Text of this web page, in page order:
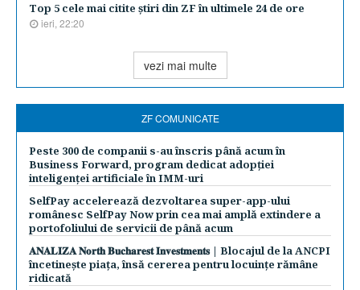
Top 5 cele mai citite ştiri din ZF în ultimele 24 de ore
ieri, 22:20
vezi mai multe
ZF COMUNICATE
Peste 300 de companii s-au înscris până acum în
Business Forward, program dedicat adopției
inteligenței artificiale în IMM-uri
SelfPay accelerează dezvoltarea super-app-ului
românesc SelfPay Now prin cea mai amplă extindere a
portofoliului de servicii de până acum
𝐀𝐍𝐀𝐋𝐈𝐙𝐀 𝐍𝐨𝐫𝐭𝐡 𝐁𝐮𝐜𝐡𝐚𝐫𝐞𝐬𝐭 𝐈𝐧𝐯𝐞𝐬𝐭𝐦𝐞𝐧𝐭𝐬 | Blocajul de la ANCPI
încetinește piața, însă cererea pentru locuințe rămâne
ridicată